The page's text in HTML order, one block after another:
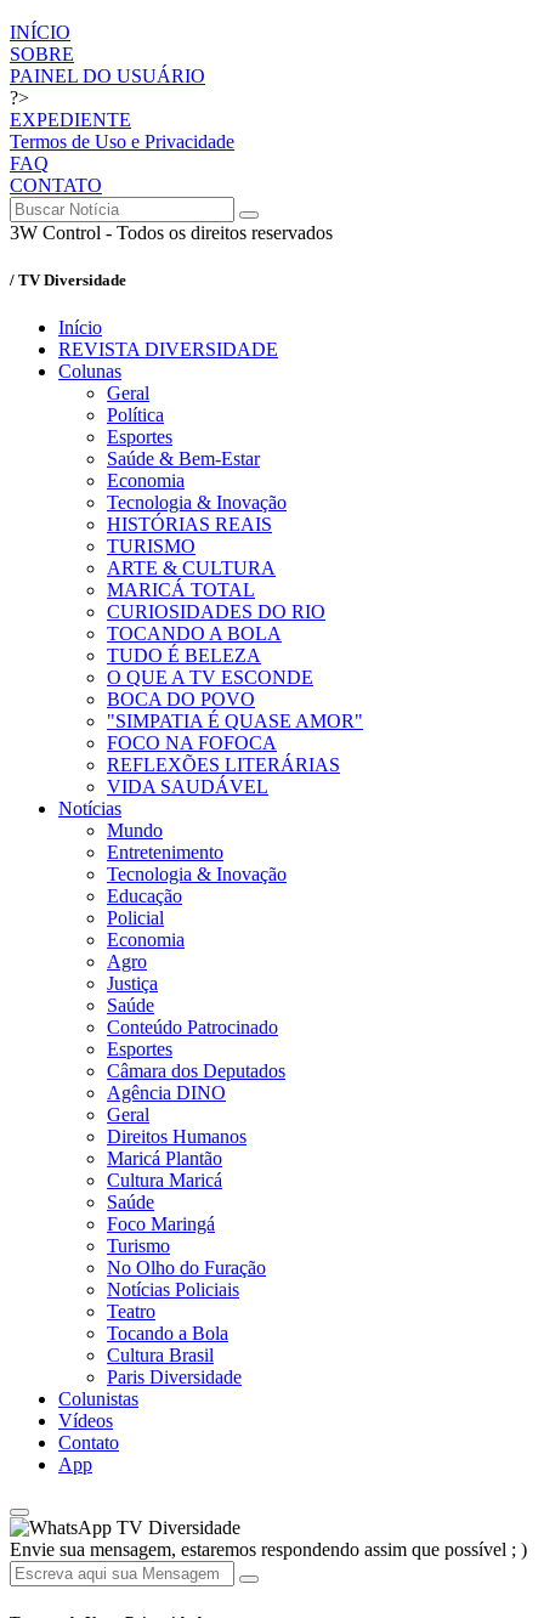
INÍCIO
SOBRE
PAINEL DO USUÁRIO
?>
EXPEDIENTE
Termos de Uso e Privacidade
FAQ
CONTATO
3W Control - Todos os direitos reservados
/ TV Diversidade
Início
REVISTA DIVERSIDADE
Colunas
Geral
Política
Esportes
Saúde & Bem-Estar
Economia
Tecnologia & Inovação
HISTÓRIAS REAIS
TURISMO
ARTE & CULTURA
MARICÁ TOTAL
CURIOSIDADES DO RIO
TOCANDO A BOLA
TUDO É BELEZA
O QUE A TV ESCONDE
BOCA DO POVO
"SIMPATIA É QUASE AMOR"
FOCO NA FOFOCA
REFLEXÕES LITERÁRIAS
VIDA SAUDÁVEL
Notícias
Mundo
Entretenimento
Tecnologia & Inovação
Educação
Policial
Economia
Agro
Justiça
Saúde
Conteúdo Patrocinado
Esportes
Câmara dos Deputados
Agência DINO
Geral
Direitos Humanos
Maricá Plantão
Cultura Maricá
Saúde
Foco Maringá
Turismo
No Olho do Furação
Notícias Policiais
Teatro
Tocando a Bola
Cultura Brasil
Paris Diversidade
Colunistas
Vídeos
Contato
App
TV Diversidade
Envie sua mensagem, estaremos respondendo assim que possível ; )